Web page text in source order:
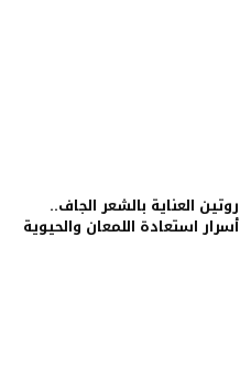
روتين العناية بالشعر الجاف..
أسرار استعادة اللمعان والحيوية